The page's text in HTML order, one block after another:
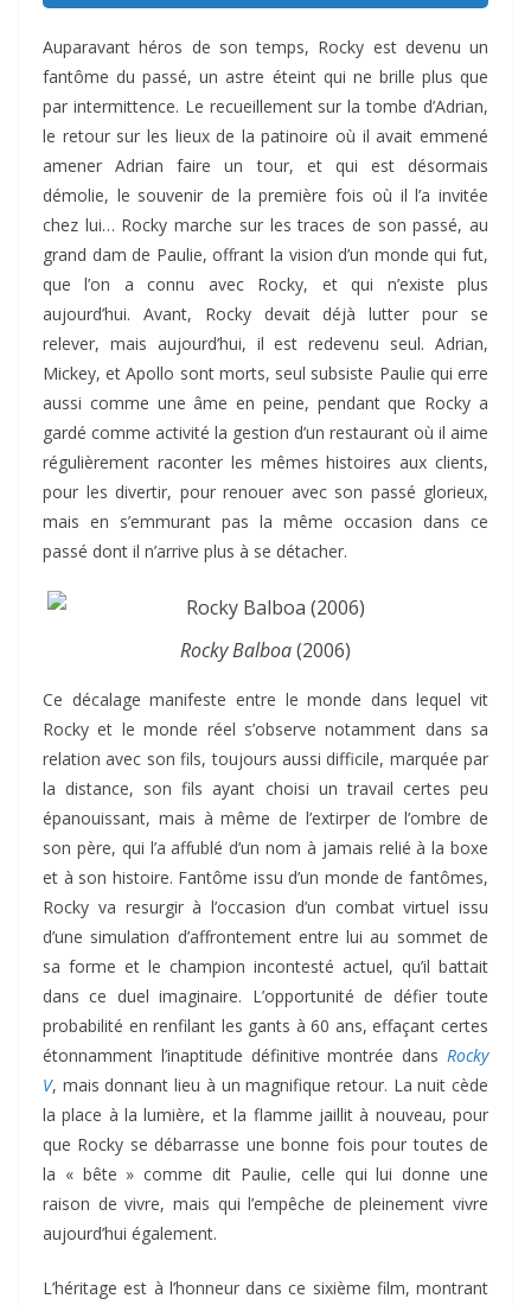
Auparavant héros de son temps, Rocky est devenu un
fantôme du passé, un astre éteint qui ne brille plus que
par intermittence. Le recueillement sur la tombe d’Adrian,
le retour sur les lieux de la patinoire où il avait emmené
amener Adrian faire un tour, et qui est désormais
démolie, le souvenir de la première fois où il l’a invitée
chez lui… Rocky marche sur les traces de son passé, au
grand dam de Paulie, offrant la vision d’un monde qui fut,
que l’on a connu avec Rocky, et qui n’existe plus
aujourd’hui. Avant, Rocky devait déjà lutter pour se
relever, mais aujourd’hui, il est redevenu seul. Adrian,
Mickey, et Apollo sont morts, seul subsiste Paulie qui erre
aussi comme une âme en peine, pendant que Rocky a
gardé comme activité la gestion d’un restaurant où il aime
régulièrement raconter les mêmes histoires aux clients,
pour les divertir, pour renouer avec son passé glorieux,
mais en s’emmurant pas la même occasion dans ce
passé dont il n’arrive plus à se détacher.
Rocky Balboa(2006)
Ce décalage manifeste entre le monde dans lequel vit
Rocky et le monde réel s’observe notamment dans sa
relation avec son fils, toujours aussi difficile, marquée par
la distance, son fils ayant choisi un travail certes peu
épanouissant, mais à même de l’extirper de l’ombre de
son père, qui l’a affublé d’un nom à jamais relié à la boxe
et à son histoire. Fantôme issu d’un monde de fantômes,
Rocky va resurgir à l’occasion d’un combat virtuel issu
d’une simulation d’affrontement entre lui au sommet de
sa forme et le champion incontesté actuel, qu’il battait
dans ce duel imaginaire. L’opportunité de défier toute
probabilité en renfilant les gants à 60 ans, effaçant certes
étonnamment l’inaptitude définitive montrée dans Rocky
V, mais donnant lieu à un magnifique retour. La nuit cède
la place à la lumière, et la flamme jaillit à nouveau, pour
que Rocky se débarrasse une bonne fois pour toutes de
la « bête » comme dit Paulie, celle qui lui donne une
raison de vivre, mais qui l’empêche de pleinement vivre
aujourd’hui également.
L’héritage est à l’honneur dans ce sixième film, montrant